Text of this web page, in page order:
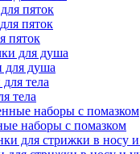
пяток
пяток
душа
тела
наборы с помазком